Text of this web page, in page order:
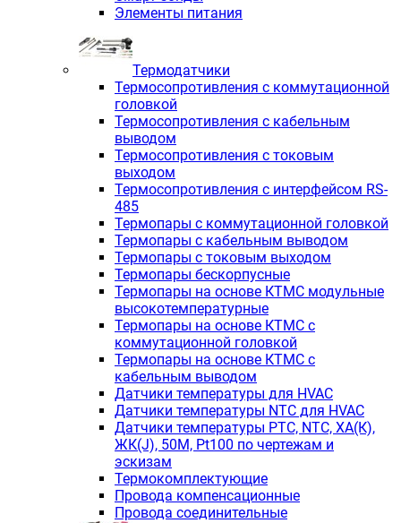
Элементы питания
Термодатчики
Термосопротивления с коммутационной
головкой
Термосопротивления с кабельным
выводом
Термосопротивления с токовым
выходом
Термосопротивления с интерфейсом RS-
485
Термопары с коммутационной головкой
Термопары с кабельным выводом
Термопары с токовым выходом
Термопары бескорпусные
Термопары на основе КТМС модульные
высокотемпературные
Термопары на основе КТМС с
коммутационной головкой
Термопары на основе КТМС с
кабельным выводом
Датчики температуры для HVAC
Датчики температуры NTC для HVAC
Датчики температуры PTС, NTC, ХА(К),
ЖК(J), 50М, Pt100 по чертежам и
эскизам
Термокомплектующие
Провода компенсационные
Провода соединительные